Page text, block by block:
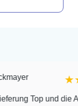
★★★★
und die Auswahl